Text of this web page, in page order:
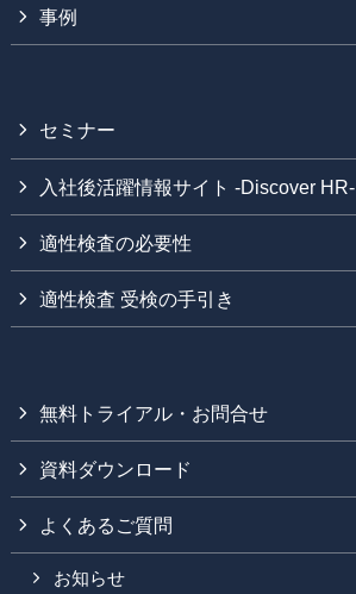
事例
セミナー
入社後活躍情報サイト -Discover HR-
適性検査の必要性
適性検査 受検の手引き
無料トライアル・お問合せ
資料ダウンロード
よくあるご質問
お知らせ